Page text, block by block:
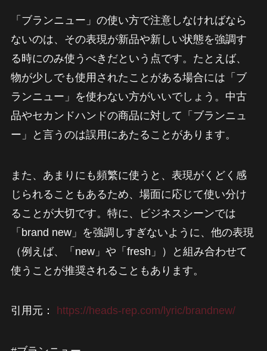
「ブランニュー」の使い方で注意しなければなら
ないのは、その表現が新品や新しい状態を強調す
る時にのみ使うべきだという点です。たとえば、
物が少しでも使用されたことがある場合には「ブ
ランニュー」を使わない方がいいでしょう。中古
品やセカンドハンドの商品に対して「ブランニュ
ー」と言うのは誤用にあたることがあります。
また、あまりにも頻繁に使うと、表現がくどく感
じられることもあるため、場面に応じて使い分け
ることが大切です。特に、ビジネスシーンでは
「brand new」を強調しすぎないように、他の表現
（例えば、「new」や「fresh」）と組み合わせて
使うことが推奨されることもあります。
引用元： https://heads-rep.com/lyric/brandnew/